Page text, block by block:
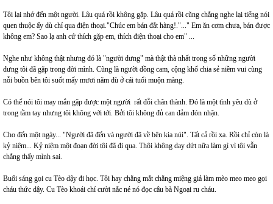
Tôi lại nhớ đến một người. Lâu quá rồi không gặp. Lâu quá rồi cũng chẳng nghe lại tiếng nói
quen thuộc ấy dù chỉ qua điện thoại."Chúc em bán đắt hàng!."..." Em ăn cơm chưa, bán được
không em? Sao lạ anh cứ thích gặp em, thích điện thoại cho em" ...
Nghe như không thật nhưng đó là "người dưng" mà thật thà nhất trong số những người
dưng tôi đã gặp trong đời mình. Cũng là người đồng cam, cộng khổ chia sẻ niềm vui cùng
nỗi buồn bên tôi suốt mấy mươi năm dù ở cái tuổi muộn màng.
Có thể nói tôi may mắn gặp được một người rất đỗi chân thành. Đó là một tình yêu dù ở
trong tầm tay nhưng tôi không với tới. Bởi tôi không đủ can đảm đón nhận.
Cho đến một ngày... "Người đã đến và người đã về bên kia núi". Tất cả rồi xa. Rồi chỉ còn là
kỷ niệm... Kỷ niệm một đoạn đời tôi đã đi qua. Thôi không day dứt nữa làm gì vì tôi vẫn
chẳng thấy mình sai.
Buổi sáng gọi cu Tèo dậy đi học. Tôi hay chằng mắt chằng miệng giả làm mèo meo meo gọi
cháu thức dậy. Cu Tèo khoái chí cười nắc nẻ nó đọc câu bà Ngoại ru cháu.